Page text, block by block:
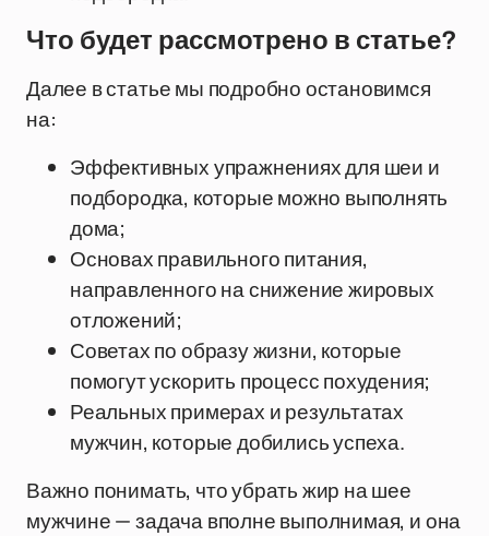
Что будет рассмотрено в статье?
Далее в статье мы подробно остановимся
на:
Эффективных упражнениях для шеи и
подбородка, которые можно выполнять
дома;
Основах правильного питания,
направленного на снижение жировых
отложений;
Советах по образу жизни, которые
помогут ускорить процесс похудения;
Реальных примерах и результатах
мужчин, которые добились успеха.
Важно понимать, что убрать жир на шее
мужчине — задача вполне выполнимая, и она